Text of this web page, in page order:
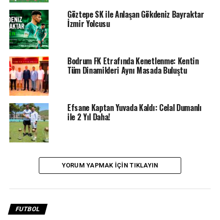
“Bu Galibiyeti Taraftarımıza Armağan Ediyoruz”
Maçın ardından açıklamalarda bulunan Sipay Bodrum
FK Teknik Sorumlusu Sefer Yılmaz, şu ifadeleri kullandı:
“Öncelikle çok mutluyuz. İki haftadır oynadığımız
Pendik ve Sivas maçlarında aslında oyunu hak etmemize
hırsla devam etti. İlk yarıyı berabere bitirdik ama ikinci
yarıda arzumuz daha da arttı. Çok güzel bir oyun ortaya
Göztepe SK ile Anlaşan Gökdeniz Bayraktar
İzmir Yolcusu
Bodrum FK Etrafında Kenetlenme: Kentin
Tüm Dinamikleri Aynı Masada Buluştu
Efsane Kaptan Yuvada Kaldı: Celal Dumanlı
ile 2 Yıl Daha!
YORUM YAPMAK IÇIN TIKLAYIN
FUTBOL